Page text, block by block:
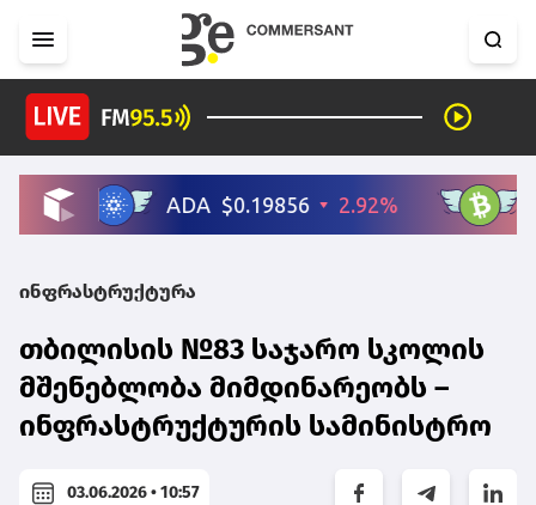
ინფრასტრუქტურა
თბილისის №83 საჯარო სკოლის
მშენებლობა მიმდინარეობს –
ინფრასტრუქტურის სამინისტრო
03.06.2026 • 10:57